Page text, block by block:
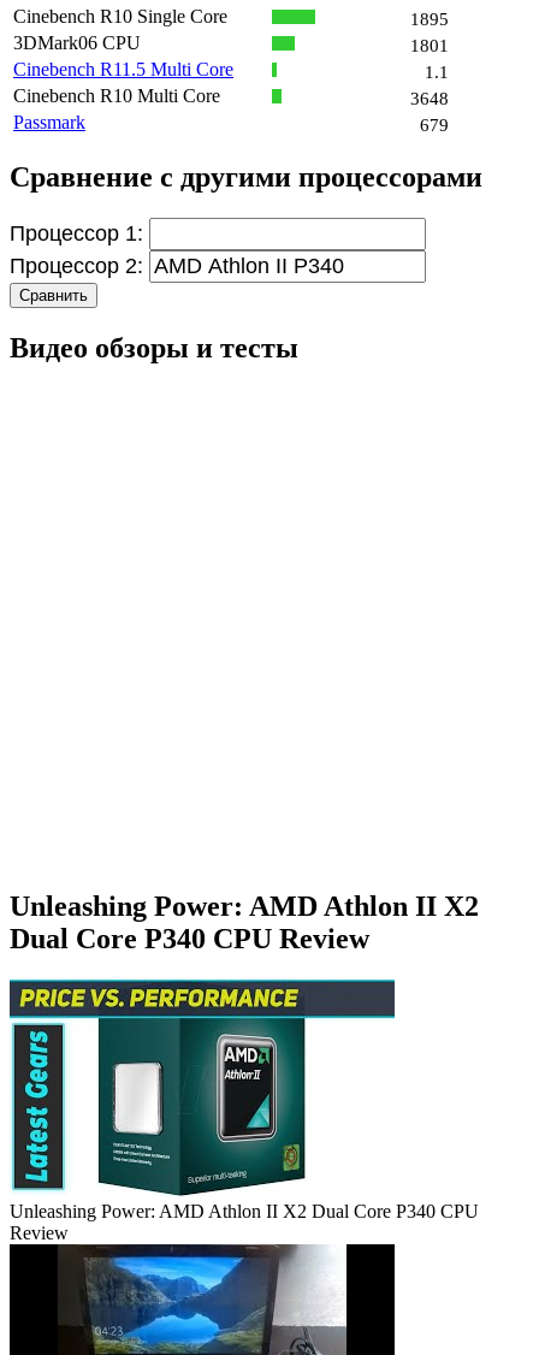
Cinebench R10 Single Core 1895
3DMark06 CPU 1801
Cinebench R11.5 Multi Core 1.1
Cinebench R10 Multi Core 3648
Passmark 679
Сравнение с другими процессорами
Процессор 1:
Процессор 2:
Сравнить
Видео обзоры и тесты
Unleashing Power: AMD Athlon II X2
Dual Core P340 CPU Review
Unleashing Power: AMD Athlon II X2 Dual Core P340 CPU
Review